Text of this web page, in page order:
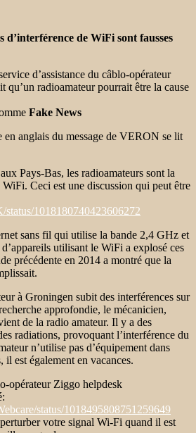
de WiFi sont fausses
d’assistance du câblo-opérateur
qu’un radioamateur pourrait être la cause
Fake News
anglais du message de VERON se lit
Pays-Bas, les radioamateurs sont la
WiFi. Ceci est une discussion qui peut être
1018180740423606272
sans fil qui utilise la bande 2,4 GHz et
utilisant le WiFi a explosé ces
précédente en 2014 a montré que la
à Groningen subit des interférences sur
approfondie, le mécanicien,
de la radio amateur. Il y a des
radiations, provoquant l’interférence du
n’utilise pas d’équipement dans
il est également en vacances.
opérateur Ziggo helpdesk
status/1018495808751259649
votre signal Wi-Fi quand il est